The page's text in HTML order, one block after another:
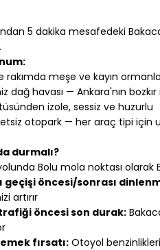
5 dakika mesafedeki
meşe ve kayın
dağ havası — Ankara'nın
izole, sessiz ve huzurlu
otopark — her araç tipi için
durmalı?
Bolu mola noktası
geçişi öncesi/sonrası
artırır
öncesi son durak:
fırsatı: Otoyol